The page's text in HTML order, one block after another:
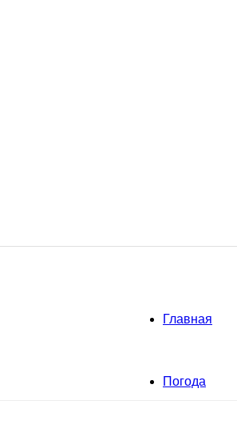
Главная
Погода